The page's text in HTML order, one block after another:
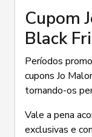
Cupom
Black
Períodos
cupons Jo
tornando-os
Vale a pena
exclusivas e